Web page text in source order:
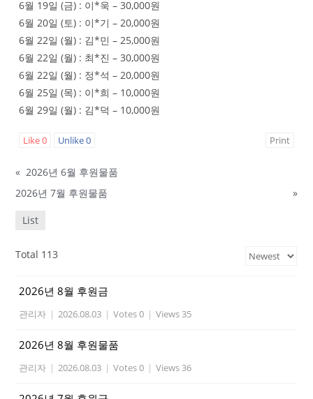
6월 19일 (금) : 이*욱 – 30,000원
6월 20일 (토) : 이*기 – 20,000원
6월 22일 (월) : 김*민 – 25,000원
6월 22일 (월) : 최*진 – 30,000원
6월 22일 (월) : 정*석 – 20,000원
6월 25일 (목) : 이*희 – 10,000원
6월 29일 (월) : 김*덕 – 10,000원
Like0 Unlike0 Print
« 2026년 6월 후원물품
2026년 7월 후원물품
»
List
Total 113
2026년 8월 후원금
관리자 | 2026.08.03 | Votes 0 | Views 35
2026년 8월 후원물품
관리자 | 2026.08.03 | Votes 0 | Views 36